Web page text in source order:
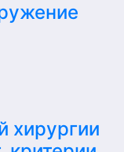
хирургии